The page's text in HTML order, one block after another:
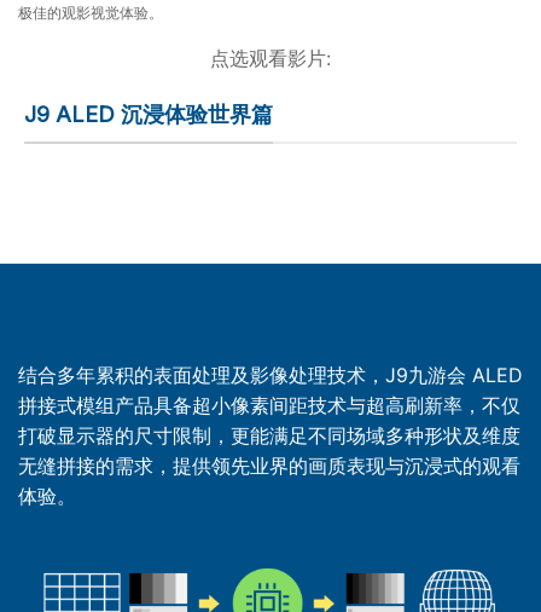
极佳的观影视觉体验。
点选观看影片:
J9 ALED 沉浸体验世界篇
结合多年累积的表面处理及影像处理技术，J9九游会 ALED
拼接式模组产品具备超小像素间距技术与超高刷新率，不仅
打破显示器的尺寸限制，更能满足不同场域多种形状及维度
无缝拼接的需求，提供领先业界的画质表现与沉浸式的观看
体验。